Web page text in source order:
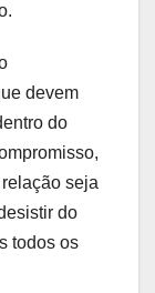
devem
do
seja
do
todos os